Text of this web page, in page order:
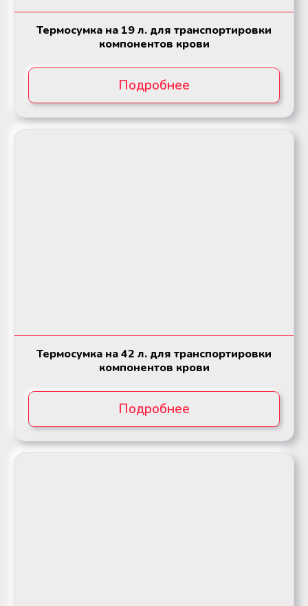
Термосумка на 19 л. для транспортировки
компонентов крови
Подробнее
Термосумка на 42 л. для транспортировки
компонентов крови
Подробнее